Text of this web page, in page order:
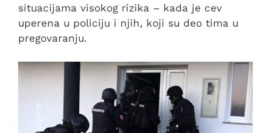
situacijama visokog rizika – kada je cev
uperena u policiju i njih, koji su deo tima u
pregovaranju.